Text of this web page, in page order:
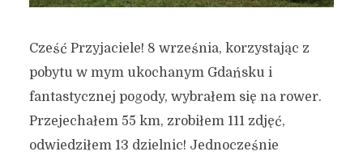
Cześć Przyjaciele! 8 września, korzystając z
pobytu w mym ukochanym Gdańsku i
fantastycznej pogody, wybrałem się na rower.
Przejechałem 55 km, zrobiłem 111 zdjęć,
odwiedziłem 13 dzielnic! Jednocześnie